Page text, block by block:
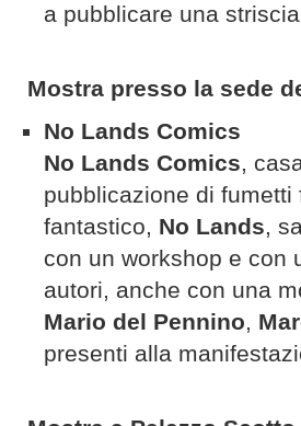
a pubblicare una
Mostra presso la sede
No Lands Comics
No Lands Comics,
pubblicazione di
fantastico, No Lands,
con un workshop e con
autori, anche con una
Mario del Pennino,
presenti alla